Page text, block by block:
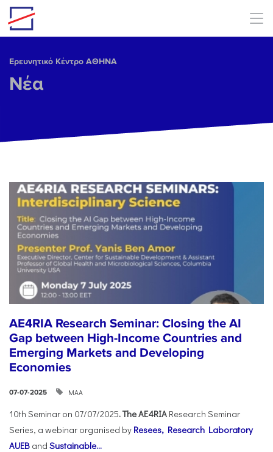
Skip to main content
Ερευνητικό Κέντρο ΑΘΗΝΑ
Νέα
AE4RIA Research Seminar: Closing the AI
Gap between High-Income Countries and
Emerging Markets and Developing
Economies
07-07-2025 ΜΑΑ
10th Seminar on 07/07/2025. The AE4RIA Research Seminar
Series, a webinar organised by Resees, Research Laboratory
AUEB and Sustainable...